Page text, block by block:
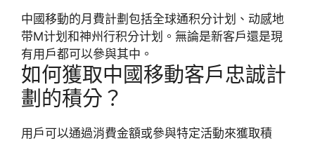
中國移動的月費計劃包括全球通积分计划、动感地
带M计划和神州行积分计划。無論是新客戶還是現
有用戶都可以參與其中。
如何獲取中國移動客戶忠誠計
劃的積分？
用戶可以通過消費金額或參與特定活動來獲取積